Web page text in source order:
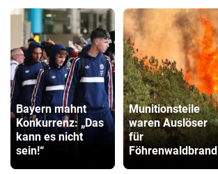
Bayern mahnt
Konkurrenz: „Das
kann es nicht
sein!“
Munitionsteile
waren Auslöser
für
Föhrenwaldbrand